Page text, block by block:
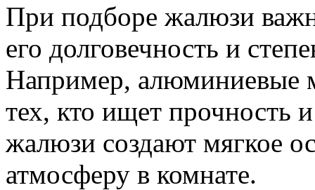
При подборе жалюзи
его долговечность и
Например, алюминиевые
тех, кто ищет прочность
жалюзи создают мягкое
атмосферу в комнате.